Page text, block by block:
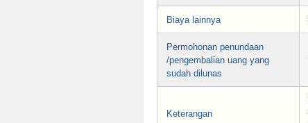
Biaya lainnya
Permohonan penundaan
/pengembalian uang yang
sudah dilunas
Keterangan